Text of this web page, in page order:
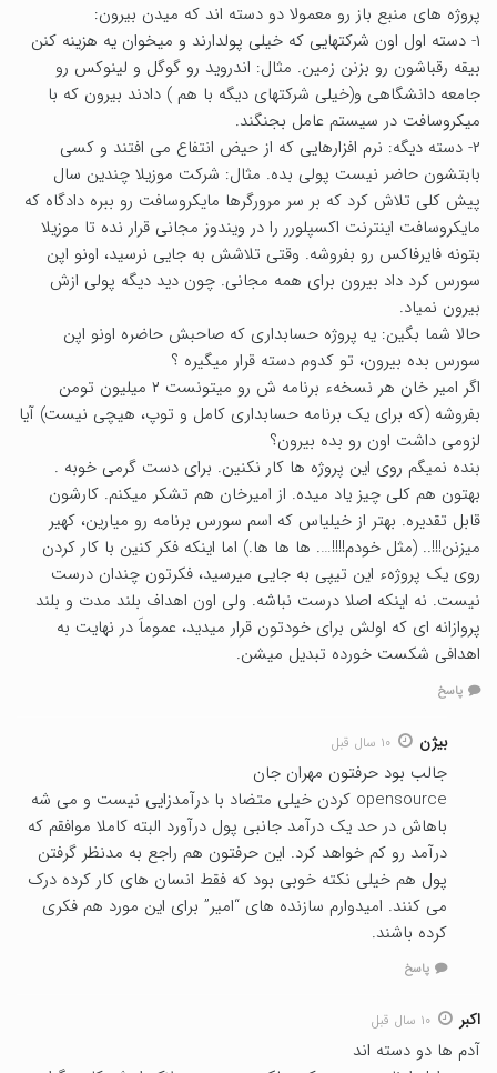
پروژه های منبع باز رو معمولا دو دسته اند که میدن بیرون:
۱- دسته اول اون شرکتهایی که خیلی پولدارند و میخوان یه هزینه کنن
بیقه رقباشون رو بزنن زمین. مثال: اندروید رو گوگل و لینوکس رو
جامعه دانشگاهی و(خیلی شرکتهای دیگه با هم ) دادند بیرون که با
میکروسافت در سیستم عامل بجنگند.
۲- دسته دیگه: نرم افزارهایی که از حیض انتفاع می افتند و کسی
بابتشون حاضر نیست پولی بده. مثال: شرکت موزیلا چندین سال
پیش کلی تلاش کرد که بر سر مرورگرها مایکروسافت رو ببره دادگاه که
مایکروسافت اینترنت اکسپلورر را در ویندوز مجانی قرار نده تا موزیلا
بتونه فایرفاکس رو بفروشه. وقتی تلاشش به جایی نرسید، اونو اپن
سورس کرد داد بیرون برای همه مجانی. چون دید دیگه پولی ازش
بیرون نمیاد.
حالا شما بگین: یه پروژه حسابداری که صاحبش حاضره اونو اپن
سورس بده بیرون، تو کدوم دسته قرار میگیره ؟
اگر امیر خان هر نسخهء برنامه ش رو میتونست ۲ میلیون تومن
بفروشه (که برای یک برنامه حسابداری کامل و توپ، هیچی نیست) آیا
لزومی داشت اون رو بده بیرون؟
بنده نمیگم روی این پروژه ها کار نکنین. برای دست گرمی خوبه .
بهتون هم کلی چیز یاد میده. از امیرخان هم تشکر میکنم. کارشون
قابل تقدیره. بهتر از خیلیاس که اسم سورس برنامه رو میارین، کهیر
میزنن!!!.. (مثل خودم!!!!…. ها ها ها.) اما اینکه فکر کنین با کار کردن
روی یک پروژهء این تیپی به جایی میرسید، فکرتون چندان درست
نیست. نه اینکه اصلا درست نباشه. ولی اون اهداف بلند مدت و بلند
پروازانه ای که اولش برای خودتون قرار میدید، عموماَ در نهایت به
اهدافی شکست خورده تبدیل میشن.
پاسخ
بیژن ۱۰ سال قبل
جالب بود حرفتون مهران جان
opensource کردن خیلی متضاد با درآمدزایی نیست و می شه
باهاش در حد یک درآمد جانبی پول درآورد البته کاملا موافقم که
درآمد رو کم خواهد کرد. این حرفتون هم راجع به مدنظر گرفتن
پول هم خیلی نکته خوبی بود که فقط انسان های کار کرده درک
می کنند. امیدوارم سازنده های “امیر” برای این مورد هم فکری
کرده باشند.
پاسخ
اکبر ۱۰ سال قبل
آدم ها دو دسته اند